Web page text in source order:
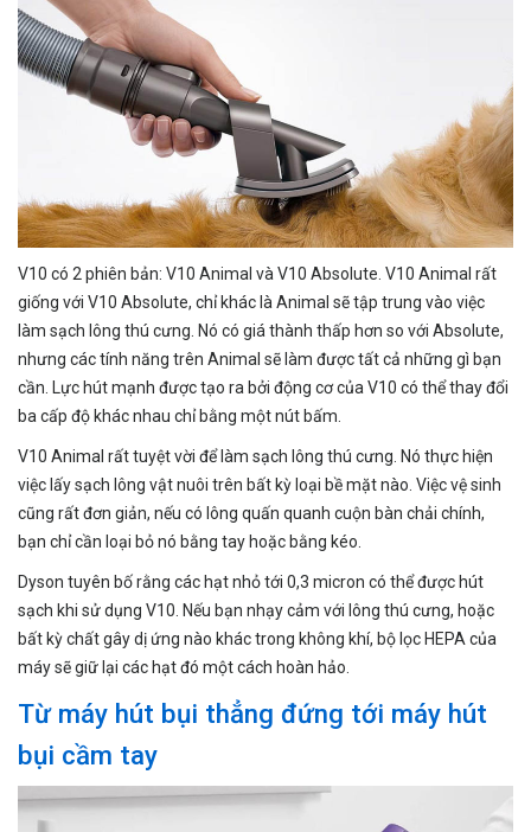
V10 có 2 phiên bản: V10 Animal và V10 Absolute. V10 Animal rất
giống với V10 Absolute, chỉ khác là Animal sẽ tập trung vào việc
làm sạch lông thú cưng. Nó có giá thành thấp hơn so với Absolute,
nhưng các tính năng trên Animal sẽ làm được tất cả những gì bạn
cần. Lực hút mạnh được tạo ra bởi động cơ của V10 có thể thay đổi
ba cấp độ khác nhau chỉ bằng một nút bấm.
V10 Animal rất tuyệt vời để làm sạch lông thú cưng. Nó thực hiện
việc lấy sạch lông vật nuôi trên bất kỳ loại bề mặt nào. Việc vệ sinh
cũng rất đơn giản, nếu có lông quấn quanh cuộn bàn chải chính,
bạn chỉ cần loại bỏ nó bằng tay hoặc bằng kéo.
Dyson tuyên bố rằng các hạt nhỏ tới 0,3 micron có thể được hút
sạch khi sử dụng V10. Nếu bạn nhạy cảm với lông thú cưng, hoặc
bất kỳ chất gây dị ứng nào khác trong không khí, bộ lọc HEPA của
máy sẽ giữ lại các hạt đó một cách hoàn hảo.
Từ máy hút bụi thẳng đứng tới máy hút
bụi cầm tay